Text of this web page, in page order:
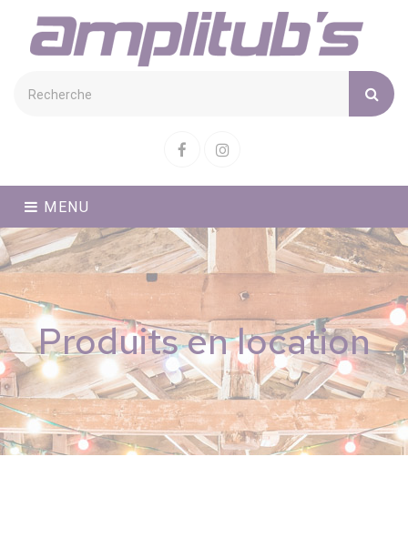
FacebookInstagram
MENU
Produits en location
Cookies management panel